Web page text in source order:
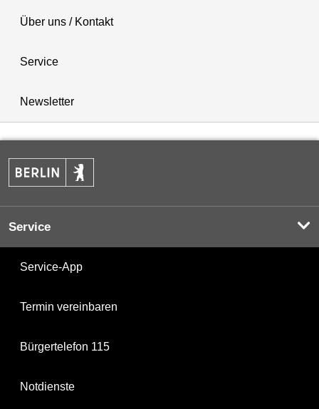
Über uns / Kontakt
Service
Newsletter
Service
Service-App
Termin vereinbaren
Bürgertelefon 115
Notdienste